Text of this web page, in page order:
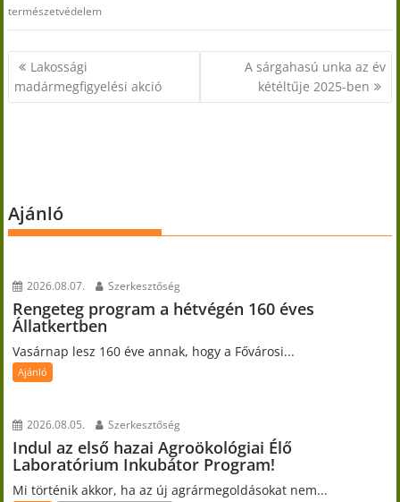
természetvédelem
Bejegyzés
navigáció
Lakossági
madármegfigyelési akció
A sárgahasú unka az év
kétéltűje 2025-ben
Ajánló
2026.08.07. Szerkesztőség
Rengeteg program a hétvégén 160 éves
Állatkertben
Vasárnap lesz 160 éve annak, hogy a Fővárosi...
Ajánló
2026.08.05. Szerkesztőség
Indul az első hazai Agroökológiai Élő
Laboratórium Inkubátor Program!
Mi történik akkor, ha az új agrármegoldásokat nem...